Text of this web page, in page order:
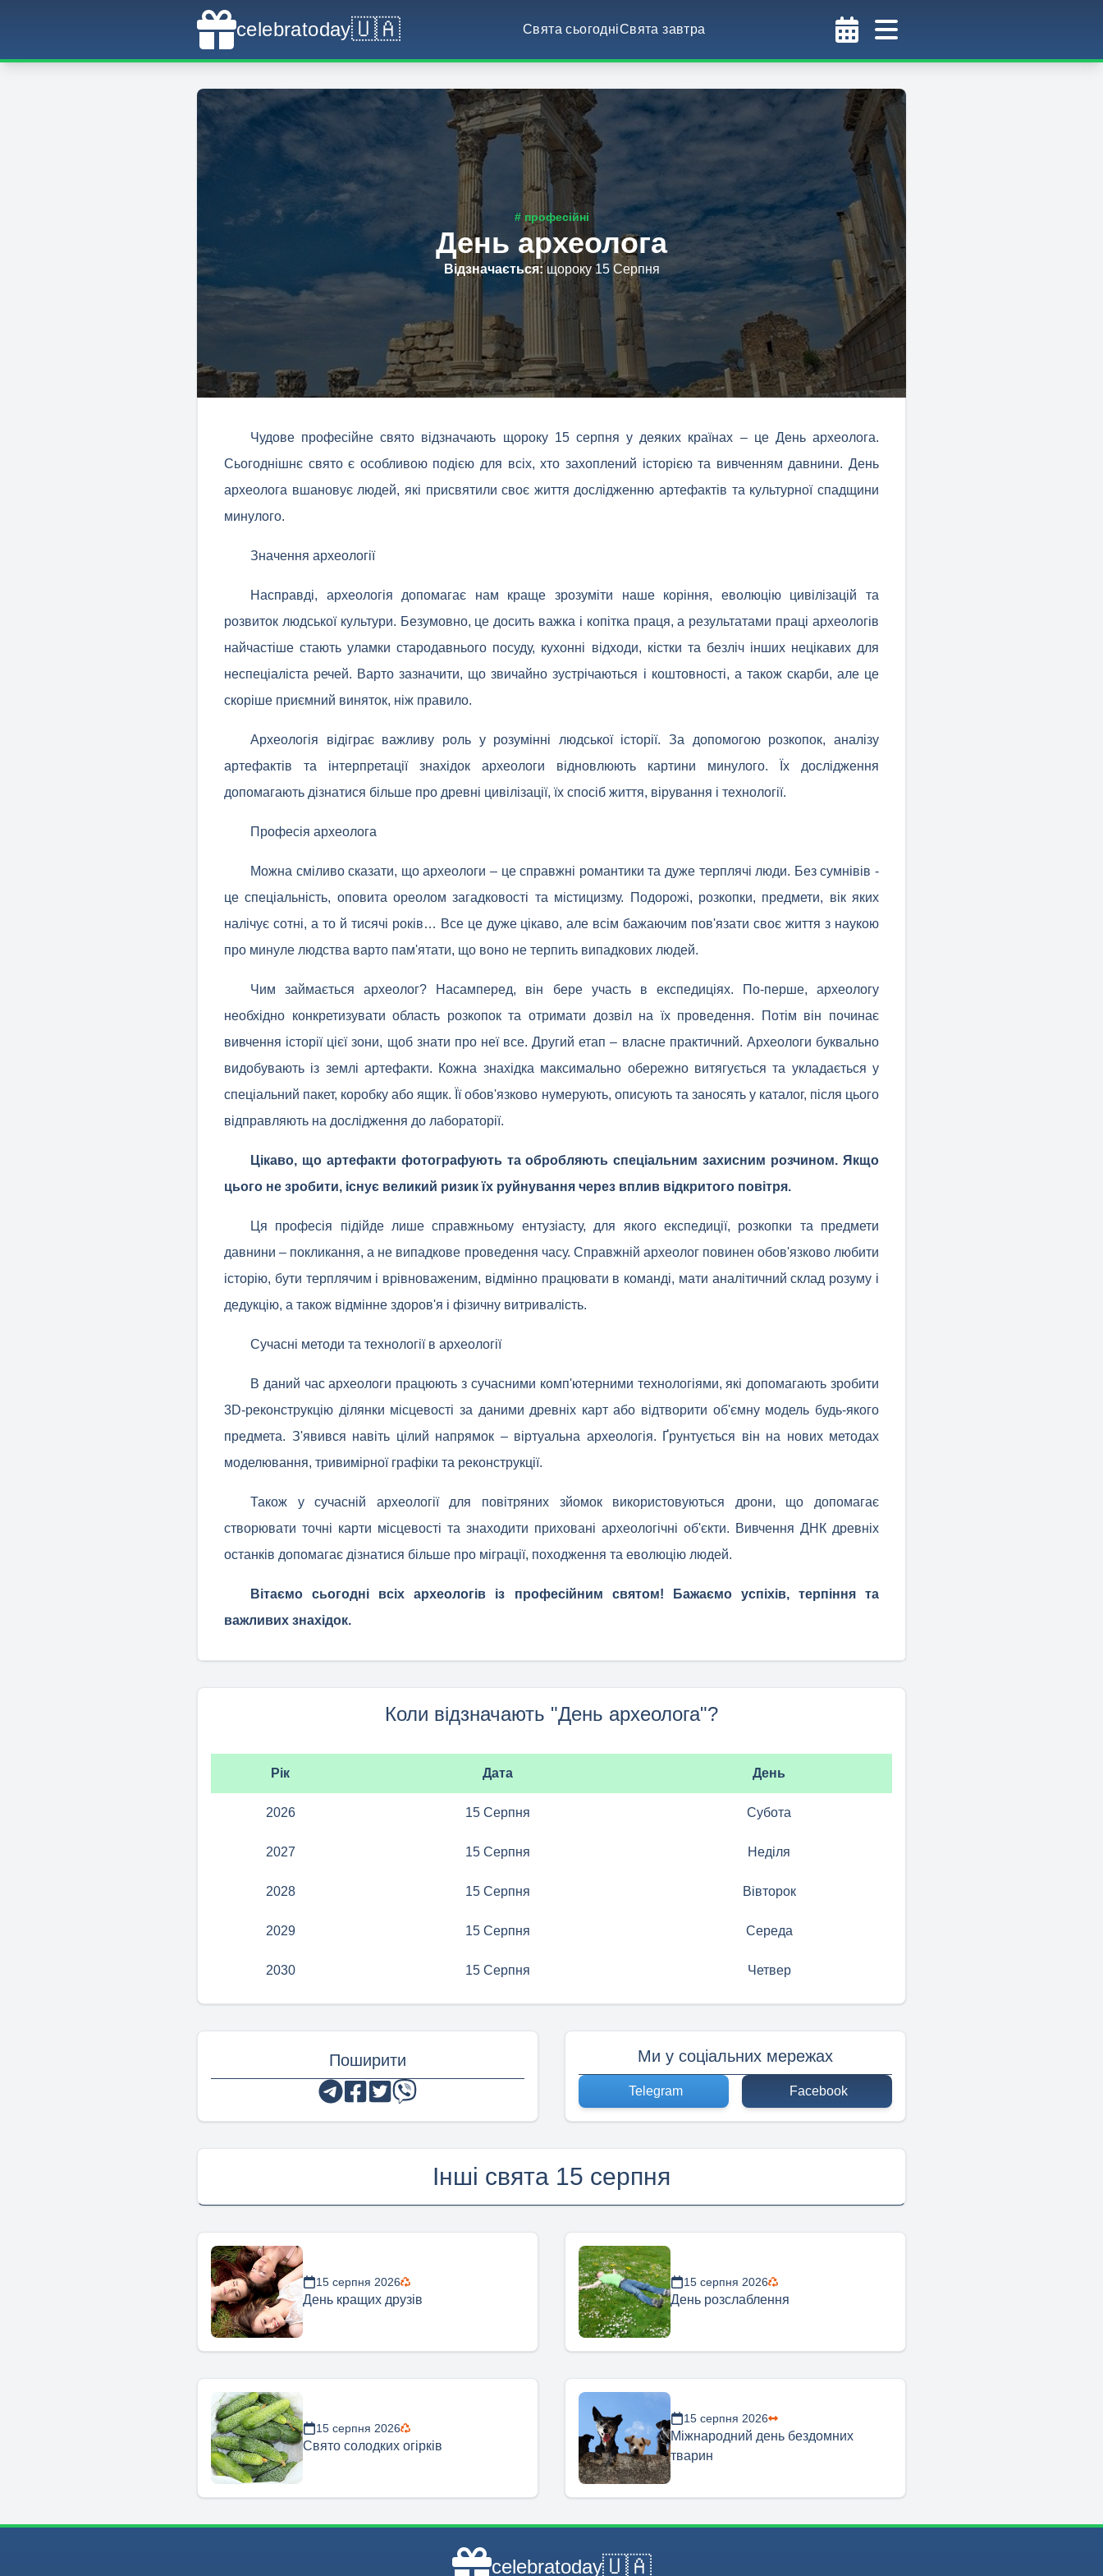
celebratoday🇺🇦 Свята сьогодніСвята завтра
# професійні
День археолога
Відзначається:щороку 15 Серпня
Чудове професійне свято відзначають щороку 15 серпня у деяких країнах – це День археолога.
Сьогоднішнє свято є особливою подією для всіх, хто захоплений історією та вивченням давнини. День
археолога вшановує людей, які присвятили своє життя дослідженню артефактів та культурної спадщини
минулого.
Значення археології
Насправді, археологія допомагає нам краще зрозуміти наше коріння, еволюцію цивілізацій та
розвиток людської культури. Безумовно, це досить важка і копітка праця, а результатами праці археологів
найчастіше стають уламки стародавнього посуду, кухонні відходи, кістки та безліч інших нецікавих для
неспеціаліста речей. Варто зазначити, що звичайно зустрічаються і коштовності, а також скарби, але це
скоріше приємний виняток, ніж правило.
Археологія відіграє важливу роль у розумінні людської історії. За допомогою розкопок, аналізу
артефактів та інтерпретації знахідок археологи відновлюють картини минулого. Їх дослідження
допомагають дізнатися більше про древні цивілізації, їх спосіб життя, вірування і технології.
Професія археолога
Можна сміливо сказати, що археологи – це справжні романтики та дуже терплячі люди. Без сумнівів -
це спеціальність, оповита ореолом загадковості та містицизму. Подорожі, розкопки, предмети, вік яких
налічує сотні, а то й тисячі років… Все це дуже цікаво, але всім бажаючим пов'язати своє життя з наукою
про минуле людства варто пам'ятати, що воно не терпить випадкових людей.
Чим займається археолог? Насамперед, він бере участь в експедиціях. По-перше, археологу
необхідно конкретизувати область розкопок та отримати дозвіл на їх проведення. Потім він починає
вивчення історії цієї зони, щоб знати про неї все. Другий етап – власне практичний. Археологи буквально
видобувають із землі артефакти. Кожна знахідка максимально обережно витягується та укладається у
спеціальний пакет, коробку або ящик. Її обов'язково нумерують, описують та заносять у каталог, після цього
відправляють на дослідження до лабораторії.
Цікаво, що артефакти фотографують та обробляють спеціальним захисним розчином. Якщо
цього не зробити, існує великий ризик їх руйнування через вплив відкритого повітря.
Ця професія підійде лише справжньому ентузіасту, для якого експедиції, розкопки та предмети
давнини – покликання, а не випадкове проведення часу. Справжній археолог повинен обов'язково любити
історію, бути терплячим і врівноваженим, відмінно працювати в команді, мати аналітичний склад розуму і
дедукцію, а також відмінне здоров'я і фізичну витривалість.
Сучасні методи та технології в археології
В даний час археологи працюють з сучасними комп'ютерними технологіями, які допомагають зробити
3D-реконструкцію ділянки місцевості за даними древніх карт або відтворити об'ємну модель будь-якого
предмета. З'явився навіть цілий напрямок – віртуальна археологія. Ґрунтується він на нових методах
моделювання, тривимірної графіки та реконструкції.
Також у сучасній археології для повітряних зйомок використовуються дрони, що допомагає
створювати точні карти місцевості та знаходити приховані археологічні об'єкти. Вивчення ДНК древніх
останків допомагає дізнатися більше про міграції, походження та еволюцію людей.
Вітаємо сьогодні всіх археологів із професійним святом! Бажаємо успіхів, терпіння та
важливих знахідок.
Коли відзначають "День археолога"?
Рік Дата День
2026 15 Серпня Субота
2027 15 Серпня Неділя
2028 15 Серпня Вівторок
2029 15 Серпня Середа
2030 15 Серпня Четвер
Поширити Ми у соціальних мережах
Telegram Facebook
Інші свята 15 серпня
15 серпня 2026
День кращих друзів
15 серпня 2026
День розслаблення
15 серпня 2026
Свято солодких огірків
15 серпня 2026
Міжнародний день бездомних
тварин
celebratoday🇺🇦